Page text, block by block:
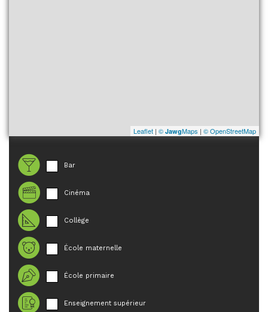
Leaflet | © JawgMaps | © OpenStreetMap
Bar
Cinéma
Collège
École maternelle
École primaire
Enseignement supérieur